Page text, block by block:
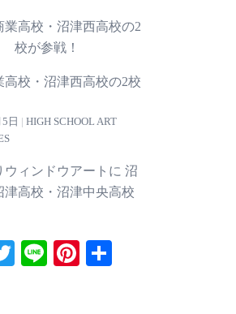
高校・沼津西高校の2校
日
HIGH SCHOOL ART
ウィンドウアートに 沼
津高校・沼津中央高校
TwitterLinePinterest